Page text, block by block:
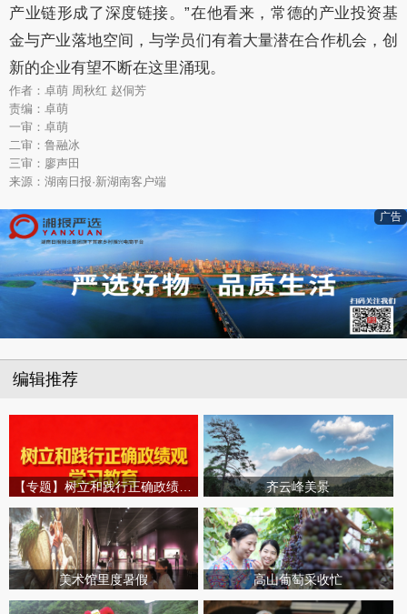
产业链形成了深度链接。”在他看来，常德的产业投资基
金与产业落地空间，与学员们有着大量潜在合作机会，创
新的企业有望不断在这里涌现。
作者：卓萌 周秋红 赵侗芳
责编：卓萌
一审：卓萌
二审：鲁融冰
三审：廖声田
来源：湖南日报·新湖南客户端
广告
编辑推荐
齐云峰美景
美术馆里度暑假 高山葡萄采收忙